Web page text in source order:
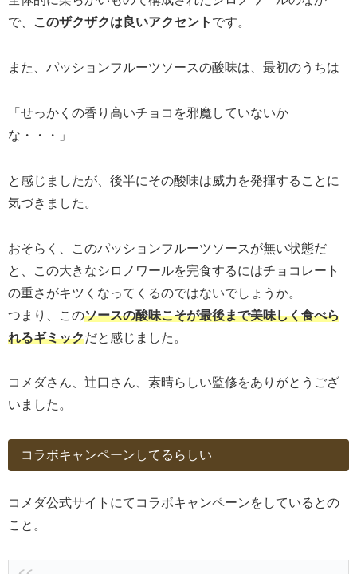
で、
このザクザクは良いアクセント です。
また、パッションフルーツソースの酸味は、最初のうちは
「せっかくの香り高いチョコを邪魔していないか
な・・・」
と感じましたが、後半にその酸味は威力を発揮することに
気づきました。
おそらく、このパッションフルーツソースが無い状態だ
と、この大きなシロノワールを完食するにはチョコレート
の重さがキツくなってくるのではないでしょうか。
つまり、このソースの酸味こそが最後まで美味しく食べら
れるギミックだと感じました。
コメダさん、辻口さん、素晴らしい監修をありがとうござ
いました。
コラボキャンペーンしてるらしい
コメダ公式サイトにてコラボキャンペーンをしているとの
こと。